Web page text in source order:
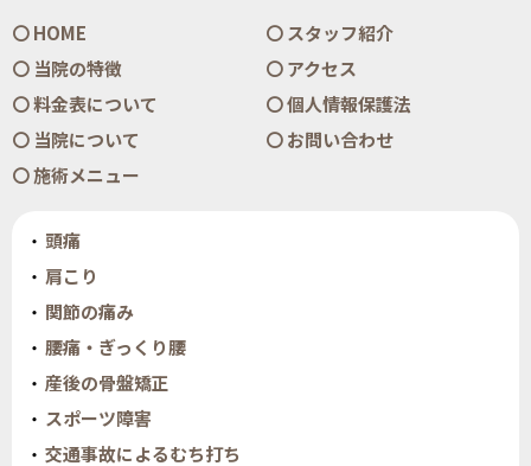
HOME
当院の特徴
料金表について
当院について
スタッフ紹介
アクセス
個人情報保護法
お問い合わせ
施術メニュー
頭痛
肩こり
関節の痛み
腰痛・ぎっくり腰
産後の骨盤矯正
スポーツ障害
交通事故によるむち打ち